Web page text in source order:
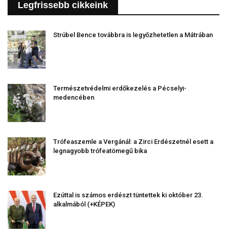
Legfrissebb cikkeink
Strúbel Bence továbbra is legyőzhetetlen a Mátrában
Természetvédelmi erdőkezelés a Pécselyi-
medencében
Trófeaszemle a Vergánál: a Zirci Erdészetnél esett a
legnagyobb trófeatömegű bika
Ezúttal is számos erdészt tüntettek ki október 23.
alkalmából (+KÉPEK)